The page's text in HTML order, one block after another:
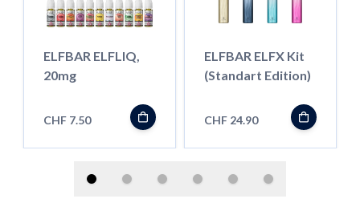
ELFBAR ELFLIQ,
20mg
CHF 7.50
ELFBAR ELFX Kit
(Standart Edition)
CHF 24.90